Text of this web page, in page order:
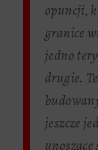
opuncji,
granice
jedno
drugie.
jeszcze